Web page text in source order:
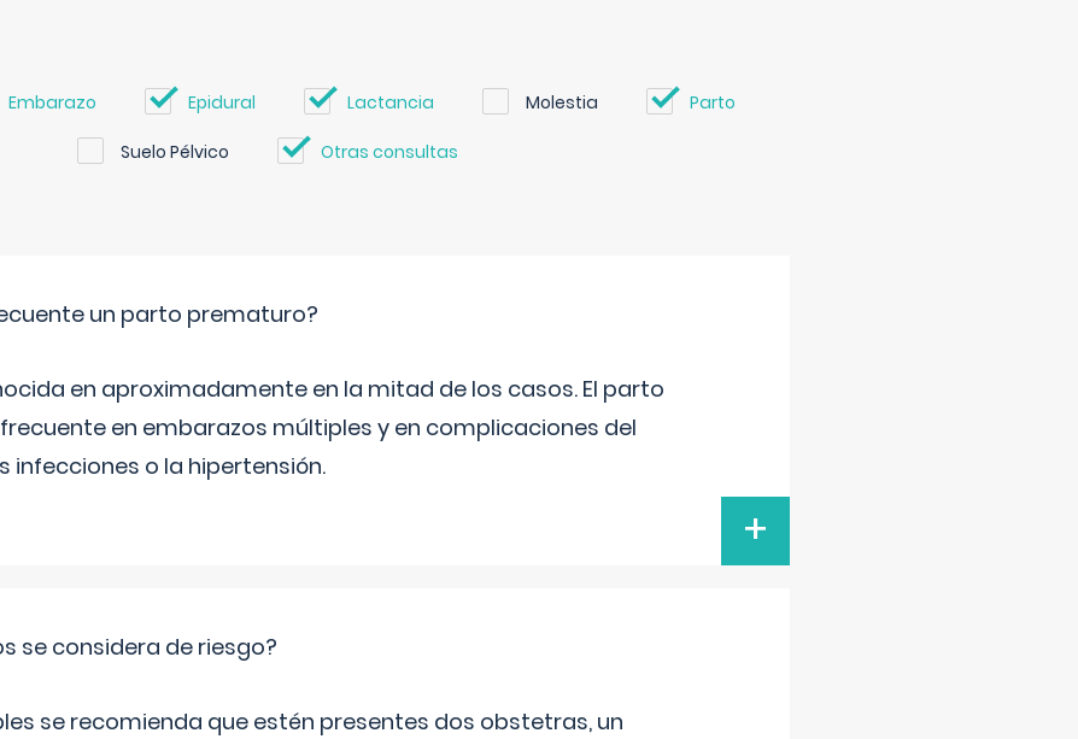
Embarazo Epidural Lactancia Molestia Parto
Suelo Pélvico Otras consultas
un parto prematuro?
en aproximadamente en la mitad de los casos. El parto
en embarazos múltiples y en complicaciones del
infecciones o la hipertensión.
+
se considera de riesgo?
se recomienda que estén presentes dos obstetras, un